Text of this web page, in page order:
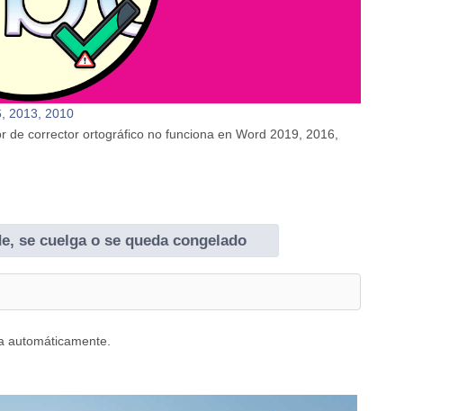
2013, 2010
corrector ortográfico no funciona en Word 2019, 2016,
se cuelga o se queda congelado
automáticamente.